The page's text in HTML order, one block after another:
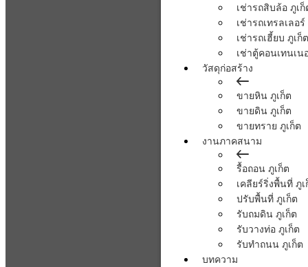
เช่ารถสิบล้อ ภูเ
เช่ารถเทรลเลอ
เช่ารถเฮี้ยบ ภูเก็ต
เช่าตู้คอนเทนเน
วัสดุก่อสร้าง
ขายหิน ภูเก็ต
ขายดิน ภูเก็ต
ขายทราย ภูเก็ต
งานภาคสนาม
รื้อถอน ภูเก็ต
เคลียร์ริ่งพื้นที่ ภู
ปรับพื้นที่ ภูเก็ต
รับถมดิน ภูเก็ต
รับวางท่อ ภูเก็ต
รับทำถนน ภูเก็ต
บทความ